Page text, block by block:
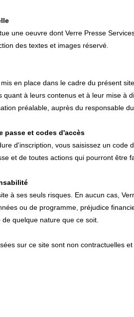
une oeuvre dont Verre Presse
des textes et images réservé.
en place dans le cadre du présent
quant à leurs contenus et à leur mise à
préalable, auprès du responsable
passe et codes d'accès
d'inscription, vous saisissez un
et de toutes actions qui pourront être
à ses seuls risques. En aucun cas,
ou de programme, préjudice
quelque nature que ce soit.
sur ce site sont non contractuelles